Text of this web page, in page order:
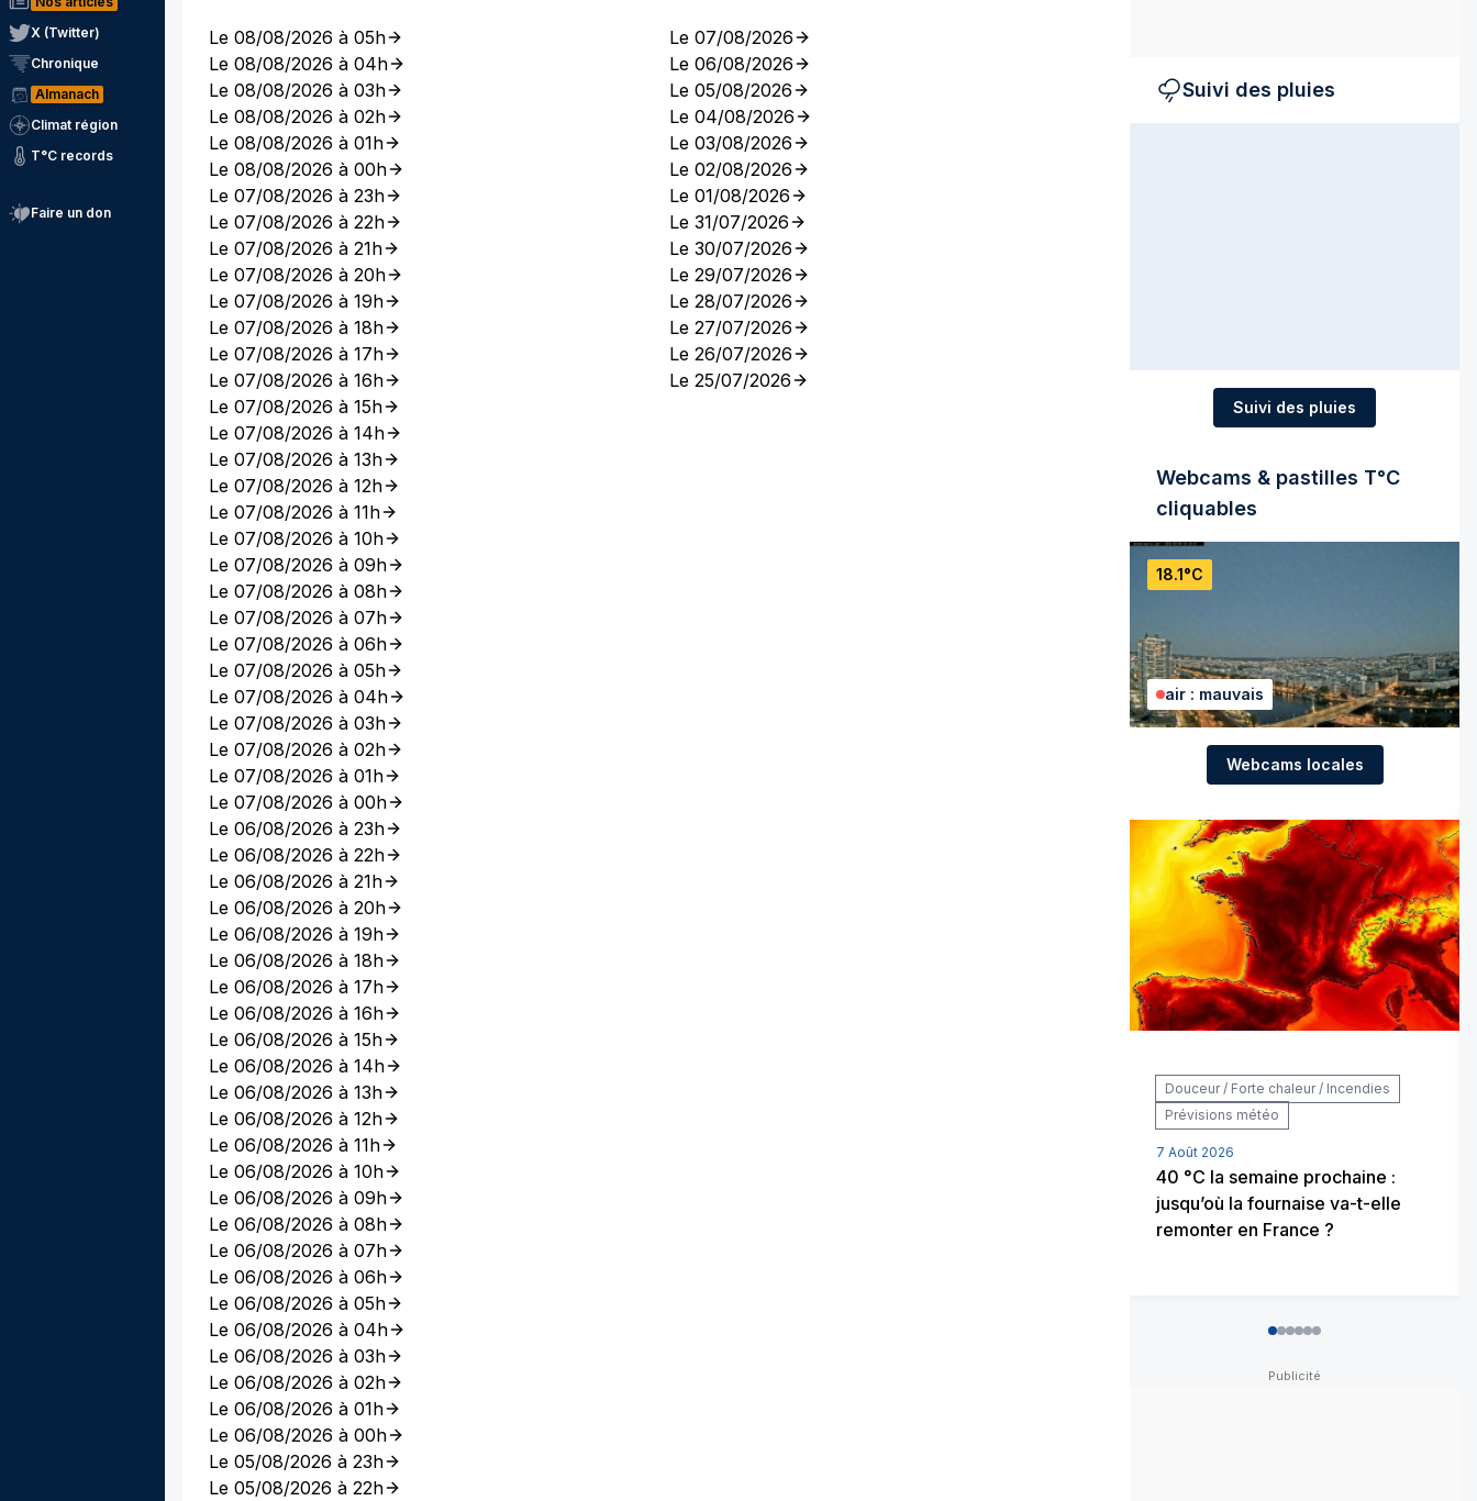
X (Twitter)
Chronique
Almanach
Climat région
T°C records
Faire un don
Le 08/08/2026 à 05h
Le 08/08/2026 à 04h
Le 08/08/2026 à 03h
Le 08/08/2026 à 02h
Le 08/08/2026 à 01h
Le 08/08/2026 à 00h
Le 07/08/2026 à 23h
Le 07/08/2026 à 22h
Le 07/08/2026 à 21h
Le 07/08/2026 à 20h
Le 07/08/2026 à 19h
Le 07/08/2026 à 18h
Le 07/08/2026 à 17h
Le 07/08/2026 à 16h
Le 07/08/2026 à 15h
Le 07/08/2026 à 14h
Le 07/08/2026 à 13h
Le 07/08/2026 à 12h
Le 07/08/2026 à 11h
Le 07/08/2026 à 10h
Le 07/08/2026 à 09h
Le 07/08/2026 à 08h
Le 07/08/2026 à 07h
Le 07/08/2026 à 06h
Le 07/08/2026 à 05h
Le 07/08/2026 à 04h
Le 07/08/2026 à 03h
Le 07/08/2026 à 02h
Le 07/08/2026 à 01h
Le 07/08/2026 à 00h
Le 06/08/2026 à 23h
Le 06/08/2026 à 22h
Le 06/08/2026 à 21h
Le 06/08/2026 à 20h
Le 06/08/2026 à 19h
Le 06/08/2026 à 18h
Le 06/08/2026 à 17h
Le 06/08/2026 à 16h
Le 06/08/2026 à 15h
Le 06/08/2026 à 14h
Le 06/08/2026 à 13h
Le 06/08/2026 à 12h
Le 06/08/2026 à 11h
Le 06/08/2026 à 10h
Le 06/08/2026 à 09h
Le 06/08/2026 à 08h
Le 06/08/2026 à 07h
Le 06/08/2026 à 06h
Le 06/08/2026 à 05h
Le 06/08/2026 à 04h
Le 06/08/2026 à 03h
Le 06/08/2026 à 02h
Le 06/08/2026 à 01h
Le 06/08/2026 à 00h
Le 05/08/2026 à 23h
Le 05/08/2026 à 22h
Le 07/08/2026
Le 06/08/2026
Le 05/08/2026
Le 04/08/2026
Le 03/08/2026
Le 02/08/2026
Le 01/08/2026
Le 31/07/2026
Le 30/07/2026
Le 29/07/2026
Le 28/07/2026
Le 27/07/2026
Le 26/07/2026
Le 25/07/2026
Suivi des pluies
Suivi des pluies
Webcams & pastilles T°C
cliquables
18.1°C
air : mauvais
Webcams locales
Douceur / Forte chaleur / Incendies
Prévisions météo
7 Août 2026
40 °C la semaine prochaine :
jusqu’où la fournaise va-t-elle
remonter en France ?
012345